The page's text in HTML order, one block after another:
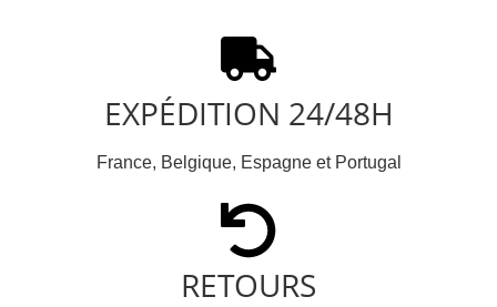
EXPÉDITION 24/48H
France, Belgique, Espagne et Portugal
RETOURS